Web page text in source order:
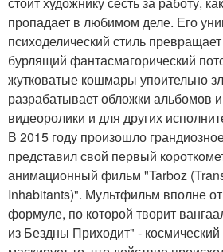
пропадает в любимом деле. Его
психоделический стиль
бурлящий фантасмагорический
жутковатые кошмары упоительно
разрабатывает обложки альбомов
видеоролики и для других
В 2015 году произошло
представил свой первый
анимационный фильм "Tarboz
Inhabitants)". Мультфильм вполне
формуле, по которой творит
из Бездны Приходит" -